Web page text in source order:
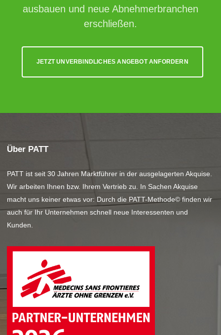
ausbauen und neue Abnehmerbranchen
erschließen.
JETZT UNVERBINDLICHES ANGEBOT ANFORDERN
Über PATT
PATT ist seit 30 Jahren Marktführer in der ausgelagerten Akquise.
Wir arbeiten Ihnen bzw. Ihrem Vertrieb zu. In Sachen Akquise
macht uns keiner etwas vor: Durch die PATT-Methode© finden wir
auch für Ihr Unternehmen schnell neue Interessenten und
Kunden.